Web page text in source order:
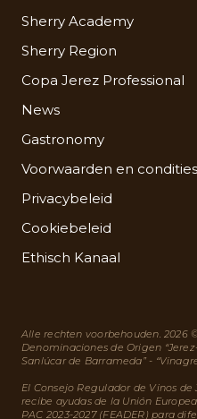
Sherry Academy
Sherry Region
Copa Jerez Professional
News
Gastronomy
Voorwaarden en condities
Privacybeleid
Cookiebeleid
Ethisch Kanaal
Alle rechten voorbehouden. 2026
Denominaciones de Origen
Sanlúcar de Barrameda” -
El Consejo Regulador de Vinos
recibe ayudas de la Unión
PAC 2023-2027 (FEADER) para